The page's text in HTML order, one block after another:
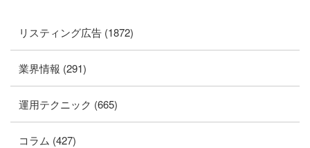
リスティング広告 (1872)
業界情報 (291)
運用テクニック (665)
コラム (427)